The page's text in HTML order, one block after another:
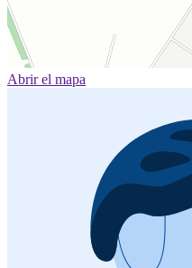
Abrir el mapa